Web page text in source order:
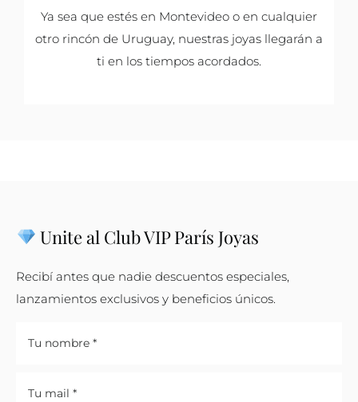
Ya sea que estés en Montevideo o en cualquier
otro rincón de Uruguay, nuestras joyas llegarán a
ti en los tiempos acordados.
Unite al Club VIP París Joyas
Recibí antes que nadie descuentos especiales,
lanzamientos exclusivos y beneficios únicos.